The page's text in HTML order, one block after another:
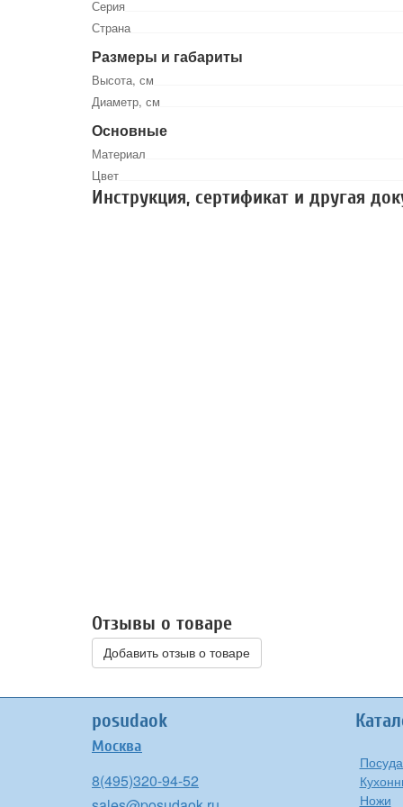
Серия
Страна
Размеры и габариты
Высота, см
Диаметр, см
Основные
Материал
Цвет
Инструкция, сертификат и другая
Отзывы о товаре
Добавить отзыв о товаре
posudaok
Москва
8(495)320-94-52
Ножи